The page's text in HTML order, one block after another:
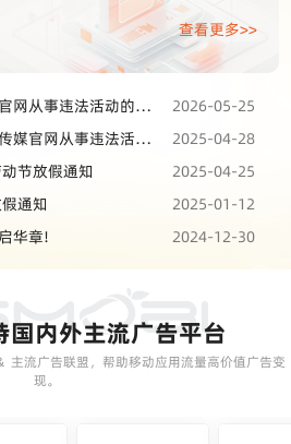
查看更多>>
关于不法分子冒充芒果联盟官网从事违法活动的严正声明
2026-05-25
关于不法分子假冒芒果互动传媒官网从事违法活动的严正声明
2025-04-28
节放假通知
2025-04-25
通知
2025-01-12
华章!
2024-12-30
国内外主流广告平台
主流广告联盟，帮助移动应用流量高价值广告变
现。